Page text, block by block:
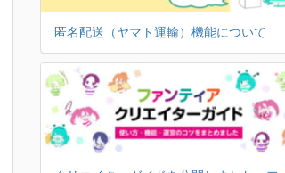
匿名配送（ヤマト運輸）機能について